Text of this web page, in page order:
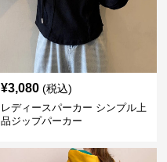
¥3,080 (税込)
レディースパーカー シンプル上
品ジップパーカー